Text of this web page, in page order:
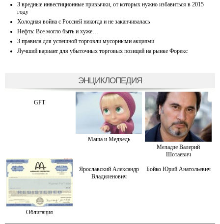
3 вредные инвестиционные привычки, от которых нужно избавиться в 2015
году
Холодная война с Россией никогда и не заканчивалась
Нефть: Все могло быть и хуже…
3 правила для успешной торговли мусорными акциями
Лучший вариант для убыточных торговых позиций на рынке Форекс
ЭНЦИКЛОПЕДИЯ
GFT
Маша и Медведь
Меладзе Валерий
Шотаевич
Облигация
Ярославский Александр
Владиленович
Бойко Юрий Анатольевич